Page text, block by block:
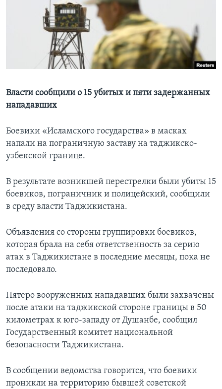
Learning English
СОЦИАЛЬНЫЕ СЕТИ
Языки
Власти сообщили о 15 убитых и пяти задержанных
нападавших
Боевики «Исламского государства» в масках
напали на пограничную заставу на таджикско-
узбекской границе.
В результате возникшей перестрелки были убиты 15
боевиков, пограничник и полицейский, сообщили
в среду власти Таджикистана.
Объявления со стороны группировки боевиков,
которая брала на себя ответственность за серию
атак в Таджикистане в последние месяцы, пока не
последовало.
Пятеро вооруженных нападавших были захвачены
после атаки на таджикской стороне границы в 50
километрах к юго-западу от Душанбе, сообщил
Государственный комитет национальной
безопасности Таджикистана.
В сообщении ведомства говорится, что боевики
проникли на территорию бывшей советской